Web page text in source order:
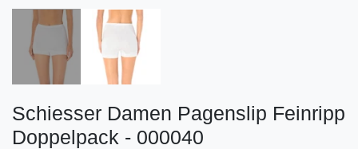
Schiesser Damen Pagenslip Feinripp
Doppelpack - 000040